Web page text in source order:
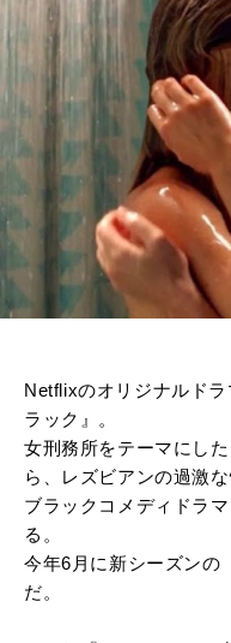
Netflixのオリジナルド
ラック』。
女刑務所をテーマにし
ら、レズビアンの過激
ブラックコメディドラ
る。
今年6月に新シーズンの
だ。